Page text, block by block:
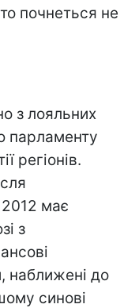
почнеться не
з лояльних
парламенту
регіонів.
має
з
наближені до
синові